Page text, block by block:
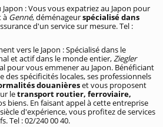
: Vous vous expatriez au Japon pour
à Genné, déménageurspécialisé dans
d'un service sur mesure. Tel :
vers le Japon : Spécialisé dans le
et actif dans le monde entier,Ziegler
pour vous emmener au Japon. Bénéficiant
spécificités locales, ses professionnels
douanièreset vous proposent
letransport routier, ferroviaire,
biens. En faisant appel à cette entreprise
d'expérience, vous profitez de services
Tel : 02/240 00 40.